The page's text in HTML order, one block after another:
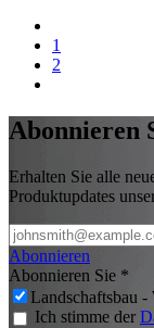
1
2
Abonnieren
Erhalten Sie alle
Produktupdates
Abonnieren
Abonnieren Sie *
Landschaftsbau
Ich stimme der